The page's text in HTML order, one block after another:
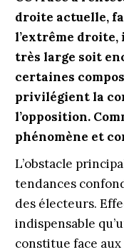
droite actuelle,
l’extrême droite,
très large soit
certaines
privilégient la
l’opposition.
phénomène et
L’obstacle
tendances
des électeurs.
indispensable
constitue face